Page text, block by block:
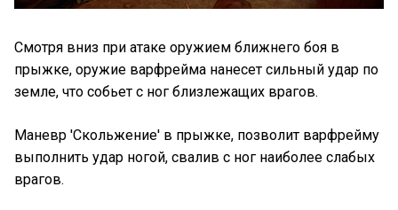
Смотря вниз при атаке оружием ближнего боя в
прыжке, оружие варфрейма нанесет сильный удар по
земле, что собьет с ног близлежащих врагов.
Маневр 'Скольжение' в прыжке, позволит варфрейму
выполнить удар ногой, свалив с ног наиболее слабых
врагов.